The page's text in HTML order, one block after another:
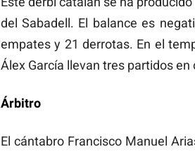
del Sabadell. El balance es
empates y 21 derrotas. En el
Álex García llevan tres partidos
Árbitro
El cántabro Francisco Manuel